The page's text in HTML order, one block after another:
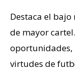
Destaca el
de mayor
oportunidades,
virtudes de